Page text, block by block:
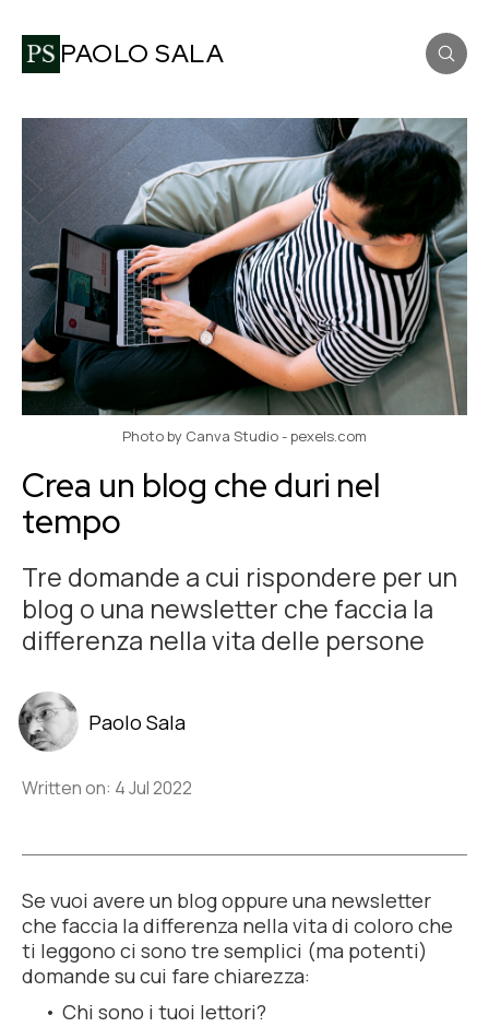
PAOLO SALA
Photo by Canva Studio - pexels.com
Crea un blog che duri nel
tempo
Tre domande a cui rispondere per un
blog o una newsletter che faccia la
differenza nella vita delle persone
Paolo Sala
Written on: 4 Jul 2022
Se vuoi avere un blog oppure una newsletter
che faccia la differenza nella vita di coloro che
ti leggono ci sono tre semplici (ma potenti)
domande su cui fare chiarezza:
Chi sono i tuoi lettori?